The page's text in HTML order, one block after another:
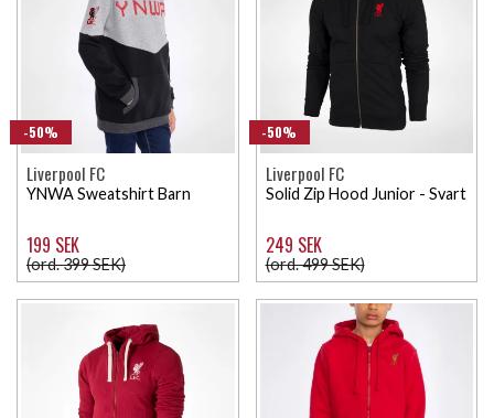
-50%
Liverpool FC
YNWA Sweatshirt Barn
199 SEK
(ord. 399 SEK)
-50%
Liverpool FC
Solid Zip Hood Junior - Svart
249 SEK
(ord. 499 SEK)